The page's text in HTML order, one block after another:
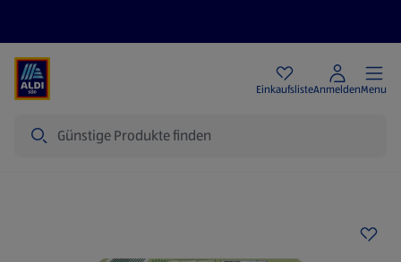
EinkaufslisteAnmeldenMenu